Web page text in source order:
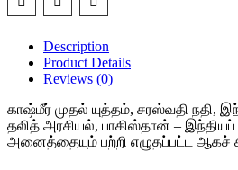
Description
Product Details
Reviews (0)
காஷ்மீர் முதல் யுத்தம், சரஸ்வதி நதி,
தலித் அரசியல், பாகிஸ்தான் –
அனைத்தையும் பற்றி எழுதப்பட்ட ஆகச்